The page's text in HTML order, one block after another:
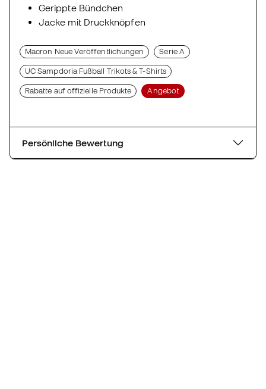
Gerippte Bündchen
Jacke mit Druckknöpfen
Macron Neue Veröffentlichungen Serie A
UC Sampdoria Fußball Trikots & T-Shirts
Rabatte auf offizielle Produkte Angebot
Persönliche Bewertung